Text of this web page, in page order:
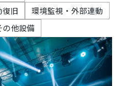
旧
環境監視・外部連動
の他設備